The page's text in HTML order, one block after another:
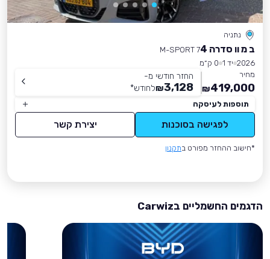
נתניה
ב מ וו סדרה 4
M-SPORT 7
2026 יד 1
0 ק״מ
מחיר
419,000
₪
החזר חודשי מ-
3,128
₪לחודש*
תוספות לעיסקה
לפגישה בסוכנות יצירת קשר
*חישוב ההחזר מפורט בתקנון
הדגמים החשמליים בCarwiz